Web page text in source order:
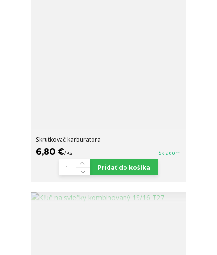
Skrutkovač karburatora
6,80 €/ks Skladom
Pridať do košíka